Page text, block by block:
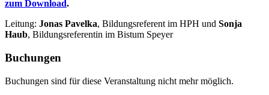
zum Download.
Leitung: Jonas Pavelka, Bildungsreferent im HPH und Sonja
Haub, Bildungsreferentin im Bistum Speyer
Buchungen
Buchungen sind für diese Veranstaltung nicht mehr möglich.